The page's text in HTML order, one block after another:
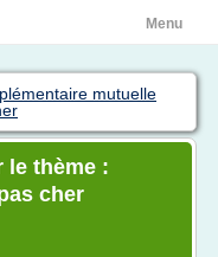
Menu
mutuelle
le thème :
cher